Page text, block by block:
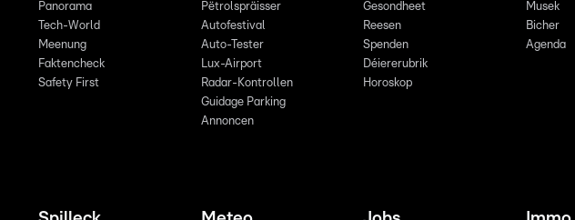
Panorama
Tech-World
Meenung
Faktencheck
Safety First
Pëtrolspräisser
Autofestival
Auto-Tester
Lux-Airport
Radar-Kontrollen
Guidage Parking
Annoncen
Gesondheet
Reesen
Spenden
Déiererubrik
Horoskop
Musek
Bicher
Agenda